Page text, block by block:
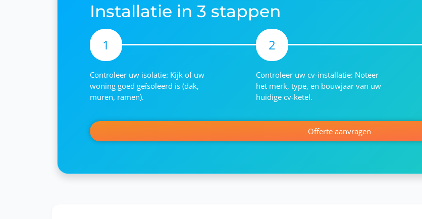
Installatie in 3 stappen
1
Controleer uw isolatie: Kijk of uw
woning goed geïsoleerd is (dak,
muren, ramen).
2
Controleer uw cv-installatie: Noteer
het merk, type, en bouwjaar van uw
huidige cv-ketel.
Offerte aanvragen